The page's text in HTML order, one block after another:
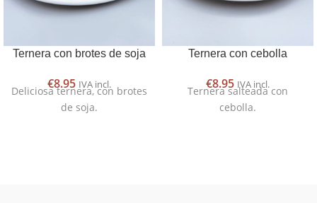
Ternera con brotes de soja
€8.95 IVA incl.
Deliciosa ternera, con brotes
de soja.
Ternera con cebolla
€8.95 IVA incl.
Ternera salteada con
cebolla.